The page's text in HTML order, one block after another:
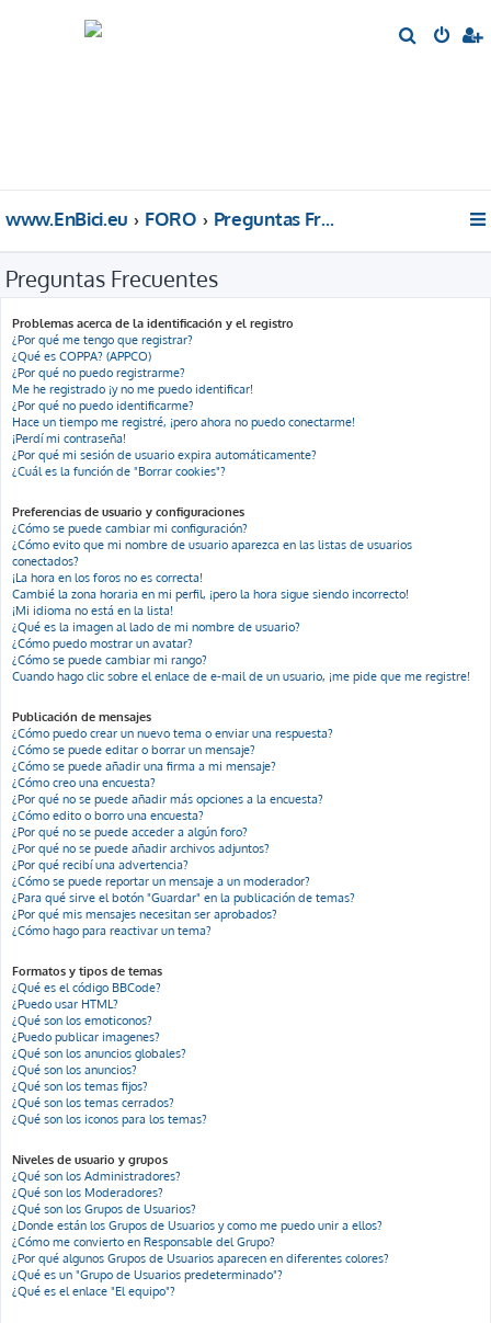
www.EnBici.eu FORO Preguntas Frecuentes
Preguntas Frecuentes
Problemas acerca de la identificación y el registro
¿Por qué me tengo que registrar?
¿Qué es COPPA? (APPCO)
¿Por qué no puedo registrarme?
Me he registrado ¡y no me puedo identificar!
¿Por qué no puedo identificarme?
Hace un tiempo me registré, ¡pero ahora no puedo conectarme!
¡Perdí mi contraseña!
¿Por qué mi sesión de usuario expira automáticamente?
¿Cuál es la función de "Borrar cookies"?
Preferencias de usuario y configuraciones
¿Cómo se puede cambiar mi configuración?
¿Cómo evito que mi nombre de usuario aparezca en las listas de usuarios
conectados?
¡La hora en los foros no es correcta!
Cambié la zona horaria en mi perfil, ¡pero la hora sigue siendo incorrecto!
¡Mi idioma no está en la lista!
¿Qué es la imagen al lado de mi nombre de usuario?
¿Cómo puedo mostrar un avatar?
¿Cómo se puede cambiar mi rango?
Cuando hago clic sobre el enlace de e-mail de un usuario, ¡me pide que me registre!
Publicación de mensajes
¿Cómo puedo crear un nuevo tema o enviar una respuesta?
¿Cómo se puede editar o borrar un mensaje?
¿Cómo se puede añadir una firma a mi mensaje?
¿Cómo creo una encuesta?
¿Por qué no se puede añadir más opciones a la encuesta?
¿Cómo edito o borro una encuesta?
¿Por qué no se puede acceder a algún foro?
¿Por qué no se puede añadir archivos adjuntos?
¿Por qué recibí una advertencia?
¿Cómo se puede reportar un mensaje a un moderador?
¿Para qué sirve el botón "Guardar" en la publicación de temas?
¿Por qué mis mensajes necesitan ser aprobados?
¿Cómo hago para reactivar un tema?
Formatos y tipos de temas
¿Qué es el código BBCode?
¿Puedo usar HTML?
¿Qué son los emoticonos?
¿Puedo publicar imagenes?
¿Qué son los anuncios globales?
¿Qué son los anuncios?
¿Qué son los temas fijos?
¿Qué son los temas cerrados?
¿Qué son los iconos para los temas?
Niveles de usuario y grupos
¿Qué son los Administradores?
¿Qué son los Moderadores?
¿Qué son los Grupos de Usuarios?
¿Donde están los Grupos de Usuarios y como me puedo unir a ellos?
¿Cómo me convierto en Responsable del Grupo?
¿Por qué algunos Grupos de Usuarios aparecen en diferentes colores?
¿Qué es un "Grupo de Usuarios predeterminado"?
¿Qué es el enlace "El equipo"?